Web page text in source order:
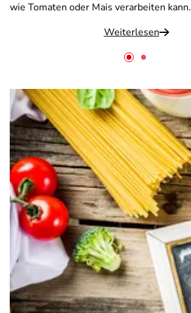
wie Tomaten oder Mais verarbeiten kann.
Weiterlesen